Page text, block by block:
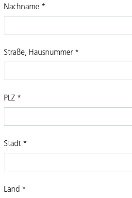
Nachname *
Straße, Hausnummer *
PLZ *
Stadt *
Land *